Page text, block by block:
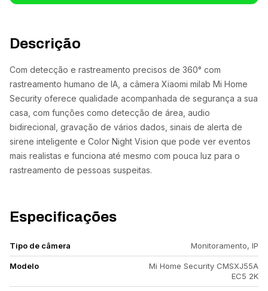
Descrição
Com detecção e rastreamento precisos de 360° com
rastreamento humano de IA, a câmera Xiaomi milab Mi Home
Security oferece qualidade acompanhada de segurança a sua
casa, com funções como detecção de área, audio
bidirecional, gravação de vários dados, sinais de alerta de
sirene inteligente e Color Night Vision que pode ver eventos
mais realistas e funciona até mesmo com pouca luz para o
rastreamento de pessoas suspeitas.
Especificações
Tipo de câmera Monitoramento, IP
Modelo
Mi Home Security CMSXJ55A
EC5 2K